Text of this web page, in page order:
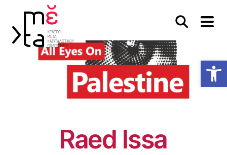
Ανοίξτε τη γραμμή εργαλείων
Raed Issa